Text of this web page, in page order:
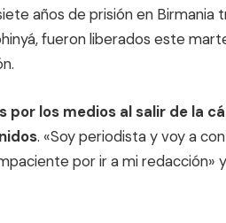
años de prisión en Birmania
fueron liberados este
por los medios al salir de la
. «Soy periodista y voy a
por ir a mi redacción»